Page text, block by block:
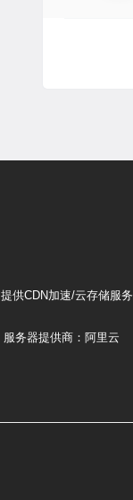
提供CDN加速/云存储服务
服务器提供商：阿里云